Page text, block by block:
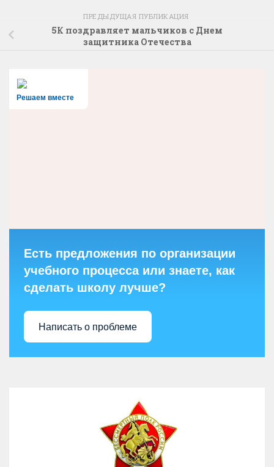
ПРЕДЫДУЩАЯ ПУБЛИКАЦИЯ
5К поздравляет мальчиков с Днем
защитника Отечества
Решаем вместе
Есть предложения по организации
учебного процесса или знаете, как
сделать школу лучше?
Написать о проблеме